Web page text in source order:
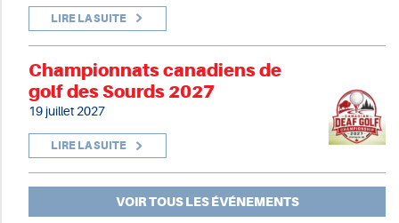
LIRE LA SUITE
Championnats canadiens de
golf des Sourds 2027
19 juillet 2027
LIRE LA SUITE
VOIR TOUS LES ÉVÉNEMENTS